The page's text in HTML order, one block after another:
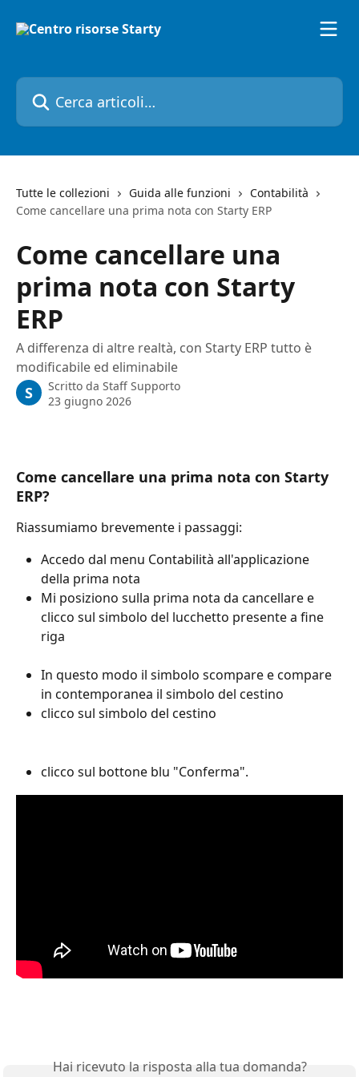
Cerca articoli…
Tutte le collezioni Guida alle funzioni
Contabilità
Come cancellare una prima nota con Starty ERP
Come cancellare una
prima nota con Starty
ERP
A differenza di altre realtà, con Starty ERP tutto è
modificabile ed eliminabile
S Scritto da Staff Supporto
23 giugno 2026
Come cancellare una prima nota con Starty
ERP?
Riassumiamo brevemente i passaggi:
Accedo dal menu Contabilità all'applicazione
della prima nota
Mi posiziono sulla prima nota da cancellare e
clicco sul simbolo del lucchetto presente a fine
riga
In questo modo il simbolo scompare e compare
in contemporanea il simbolo del cestino
clicco sul simbolo del cestino
clicco sul bottone blu "Conferma".
Hai ricevuto la risposta alla tua domanda?